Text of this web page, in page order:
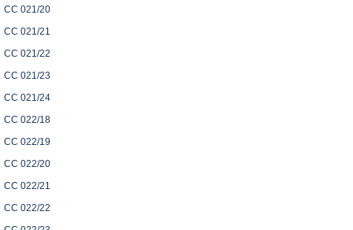
CC 021/20
CC 021/21
CC 021/22
CC 021/23
CC 021/24
CC 022/18
CC 022/19
CC 022/20
CC 022/21
CC 022/22